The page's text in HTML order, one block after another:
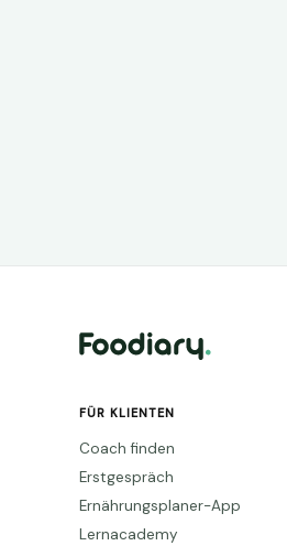
FÜR KLIENTEN
Coach finden
Erstgespräch
Ernährungsplaner-App
Lernacademy